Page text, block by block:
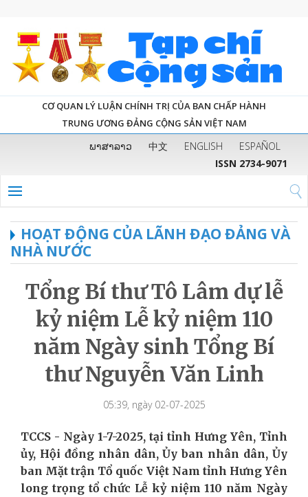
CƠ QUAN LÝ LUẬN CHÍNH TRỊ CỦA BAN CHẤP HÀNH
TRUNG ƯƠNG ĐẢNG CỘNG SẢN VIỆT NAM
ພາສາລາວ 中文 ENGLISH
ESPAÑOL
ISSN 2734-9071
HOẠT ĐỘNG CỦA LÃNH ĐẠO ĐẢNG VÀ
NHÀ NƯỚC
Tổng Bí thư Tô Lâm dự lễ
kỷ niệm Lễ kỷ niệm 110
năm Ngày sinh Tổng Bí
thư Nguyễn Văn Linh
05:39, ngày 02-07-2025
TCCS - Ngày 1-7-2025, tại tỉnh Hưng Yên, Tỉnh
ủy, Hội đồng nhân dân, Ủy ban nhân dân, Ủy
ban Mặt trận Tổ quốc Việt Nam tỉnh Hưng Yên
long trọng tổ chức Lễ kỷ niệm 110 năm Ngày